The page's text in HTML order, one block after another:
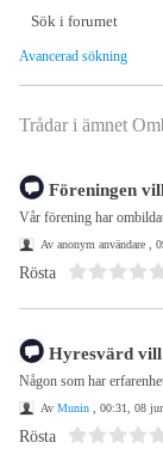
Avancerad sökning
Trådar i ämnet
Föreningen
Vår förening har
Av anonym användare ,
Rösta
Hyresvärd
Någon som har
Av Munin , 00:31, 08
Rösta